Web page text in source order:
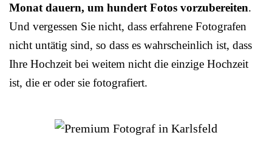
Monat dauern, um hundert Fotos vorzubereiten.
Und vergessen Sie nicht, dass erfahrene Fotografen
nicht untätig sind, so dass es wahrscheinlich ist, dass
Ihre Hochzeit bei weitem nicht die einzige Hochzeit
ist, die er oder sie fotografiert.